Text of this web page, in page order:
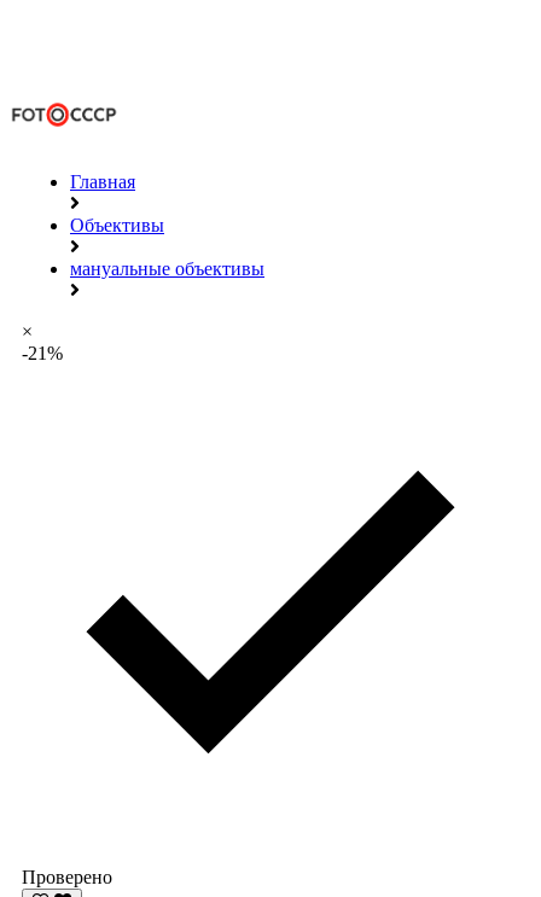
Главная
Объективы
мануальные объективы
×
-21%
Проверено